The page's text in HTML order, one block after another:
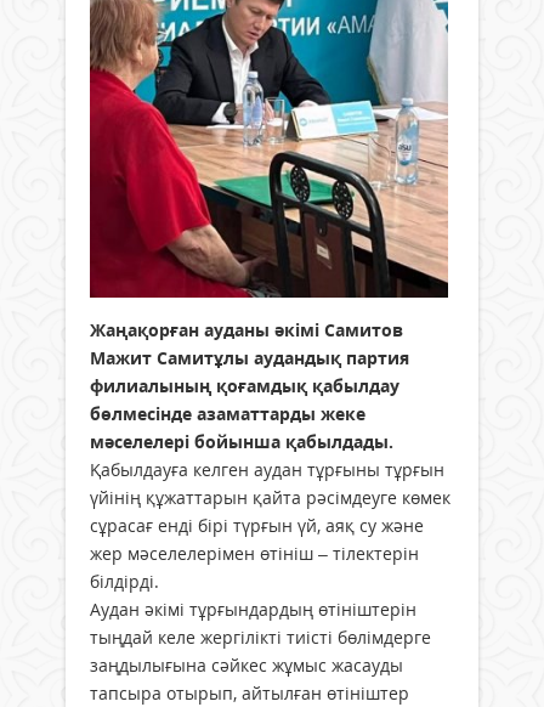
Жаңақорған ауданы әкімі Самитов
Мажит Самитұлы аудандық партия
филиалының қоғамдық қабылдау
бөлмесінде азаматтарды жеке
мәселелері бойынша қабылдады.
Қабылдауға келген аудан тұрғыны тұрғын
үйінің құжаттарын қайта рәсімдеуге көмек
сұрасағ енді бірі түрғын үй, аяқ су және
жер мәселелерімен өтініш – тілектерін
білдірді.
Аудан әкімі тұрғындардың өтініштерін
тыңдай келе жергілікті тиісті бөлімдерге
заңдылығына сәйкес жұмыс жасауды
тапсыра отырып, айтылған өтініштер